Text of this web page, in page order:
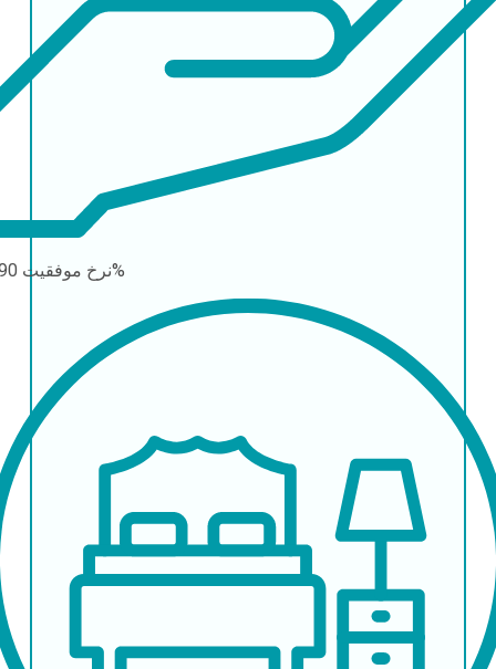
نرخ موفقیت90-95%